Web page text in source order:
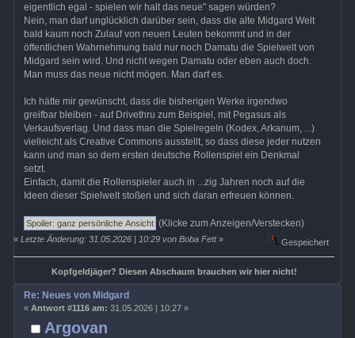
eigentlich egal - spielen wir halt das neue" sagen würden?
Nein, man darf unglücklich darüber sein, dass die alte Midgard Welt
bald kaum noch Zulauf von neuen Leuten bekommt und in der
öffentlichen Wahrnehmung bald nur noch Damatu die Spielwelt von
Midgard sein wird. Und nicht wegen Damatu oder eben auch doch.
Man muss das neue nicht mögen. Man darf es.
Ich hätte mir gewünscht, dass die bisherigen Werke irgendwo
greifbar bleiben - auf Drivethru zum Beispiel, mit Pegasus als
Verkaufsverlag. Und dass man die Spielregeln (Kodex, Arkanum, ...)
vielleicht als Creative Commons ausstellt, so dass diese jeder nutzen
kann und man so dem ersten deutsche Rollenspiel ein Denkmal
setzt.
Einfach, damit die Rollenspieler auch in ...zig Jahren noch auf die
Ideen dieser Spielwelt stoßen und sich daran erfreuen können.
(Klicke zum Anzeigen/Verstecken)
«Letzte Änderung: 31.05.2026 | 10:29 von Boba Fett» Gespeichert
Kopfgeldjäger? Diesen Abschaum brauchen wir hier nicht!
Argovan
Re: Neues von Midgard
« Antwort #1116 am: 31.05.2026 | 10:27 »